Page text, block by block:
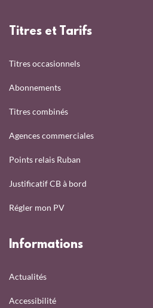
Titres et Tarifs
Titres occasionnels
Abonnements
Titres combinés
Agences commerciales
Points relais Ruban
Justificatif CB à bord
Régler mon PV
Informations
Actualités
Accessibilité